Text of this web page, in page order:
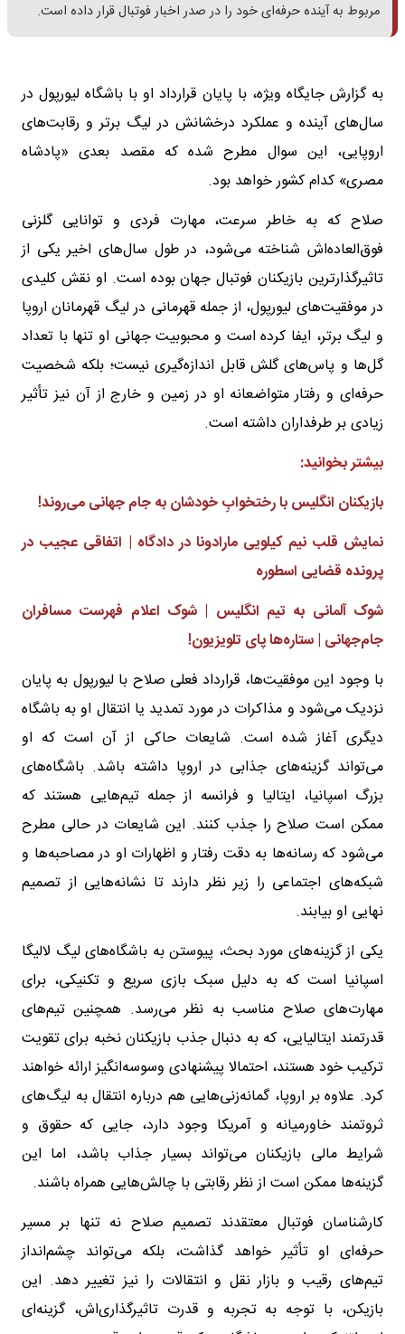
مربوط به آینده حرفه‌ای خود را در صدر اخبار فوتبال قرار داده است.
به گزارش جایگاه ویژه، با پایان قرارداد او با باشگاه لیورپول در
سال‌های آینده و عملکرد درخشانش در لیگ برتر و رقابت‌های
اروپایی، این سوال مطرح شده که مقصد بعدی «پادشاه
مصری» کدام کشور خواهد بود.
صلاح که به خاطر سرعت، مهارت فردی و توانایی گلزنی
فوق‌العاده‌اش شناخته می‌شود، در طول سال‌های اخیر یکی از
تاثیرگذارترین بازیکنان فوتبال جهان بوده است. او نقش کلیدی
در موفقیت‌های لیورپول، از جمله قهرمانی در لیگ قهرمانان اروپا
و لیگ برتر، ایفا کرده است و محبوبیت جهانی او تنها با تعداد
گل‌ها و پاس‌های گلش قابل اندازه‌گیری نیست؛ بلکه شخصیت
حرفه‌ای و رفتار متواضعانه او در زمین و خارج از آن نیز تأثیر
زیادی بر طرفداران داشته است.
بیشتر بخوانید:
بازیکنان انگلیس با رختخوابِ خودشان به جام جهانی می‌روند!
نمایش قلب نیم کیلویی مارادونا در دادگاه | اتفاقی عجیب در
پرونده قضایی اسطوره
شوک آلمانی به تیم انگلیس | شوک اعلام فهرست مسافران
جام‌جهانی | ستاره‌ها پای تلویزیون!
با وجود این موفقیت‌ها، قرارداد فعلی صلاح با لیورپول به پایان
نزدیک می‌شود و مذاکرات در مورد تمدید یا انتقال او به باشگاه
دیگری آغاز شده است. شایعات حاکی از آن است که او
می‌تواند گزینه‌های جذابی در اروپا داشته باشد. باشگاه‌های
بزرگ اسپانیا، ایتالیا و فرانسه از جمله تیم‌هایی هستند که
ممکن است صلاح را جذب کنند. این شایعات در حالی مطرح
می‌شود که رسانه‌ها به دقت رفتار و اظهارات او در مصاحبه‌ها و
شبکه‌های اجتماعی را زیر نظر دارند تا نشانه‌هایی از تصمیم
نهایی او بیابند.
یکی از گزینه‌های مورد بحث، پیوستن به باشگاه‌های لیگ لالیگا
اسپانیا است که به دلیل سبک بازی سریع و تکنیکی، برای
مهارت‌های صلاح مناسب به نظر می‌رسد. همچنین تیم‌های
قدرتمند ایتالیایی، که به دنبال جذب بازیکنان نخبه برای تقویت
ترکیب خود هستند، احتمالا پیشنهادی وسوسه‌انگیز ارائه خواهند
کرد. علاوه بر اروپا، گمانه‌زنی‌هایی هم درباره انتقال به لیگ‌های
ثروتمند خاورمیانه و آمریکا وجود دارد، جایی که حقوق و
شرایط مالی بازیکنان می‌تواند بسیار جذاب باشد، اما این
گزینه‌ها ممکن است از نظر رقابتی با چالش‌هایی همراه باشند.
کارشناسان فوتبال معتقدند تصمیم صلاح نه تنها بر مسیر
حرفه‌ای او تأثیر خواهد گذاشت، بلکه می‌تواند چشم‌انداز
تیم‌های رقیب و بازار نقل و انتقالات را نیز تغییر دهد. این
بازیکن، با توجه به تجربه و قدرت تاثیرگذاری‌اش، گزینه‌ای